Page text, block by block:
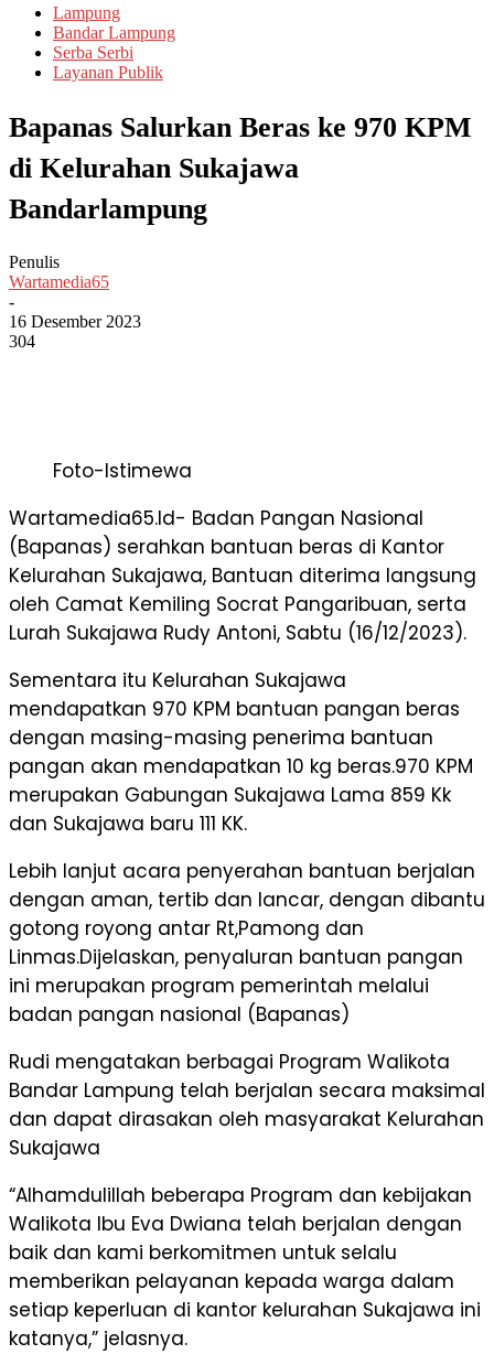
Lampung
Bandar Lampung
Serba Serbi
Layanan Publik
Bapanas Salurkan Beras ke 970 KPM
di Kelurahan Sukajawa
Bandarlampung
Penulis
Wartamedia65
-
16 Desember 2023
304
Foto-Istimewa
Wartamedia65.Id- Badan Pangan Nasional
(Bapanas) serahkan bantuan beras di Kantor
Kelurahan Sukajawa, Bantuan diterima langsung
oleh Camat Kemiling Socrat Pangaribuan, serta
Lurah Sukajawa Rudy Antoni, Sabtu (16/12/2023).
Sementara itu Kelurahan Sukajawa
mendapatkan 970 KPM bantuan pangan beras
dengan masing-masing penerima bantuan
pangan akan mendapatkan 10 kg beras.970 KPM
merupakan Gabungan Sukajawa Lama 859 Kk
dan Sukajawa baru 111 KK.
Lebih lanjut acara penyerahan bantuan berjalan
dengan aman, tertib dan lancar, dengan dibantu
gotong royong antar Rt,Pamong dan
Linmas.Dijelaskan, penyaluran bantuan pangan
ini merupakan program pemerintah melalui
badan pangan nasional (Bapanas)
Rudi mengatakan berbagai Program Walikota
Bandar Lampung telah berjalan secara maksimal
dan dapat dirasakan oleh masyarakat Kelurahan
Sukajawa
“Alhamdulillah beberapa Program dan kebijakan
Walikota Ibu Eva Dwiana telah berjalan dengan
baik dan kami berkomitmen untuk selalu
memberikan pelayanan kepada warga dalam
setiap keperluan di kantor kelurahan Sukajawa ini
katanya,” jelasnya.